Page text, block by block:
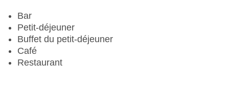
Bar
Petit-déjeuner
Buffet du petit-déjeuner
Café
Restaurant